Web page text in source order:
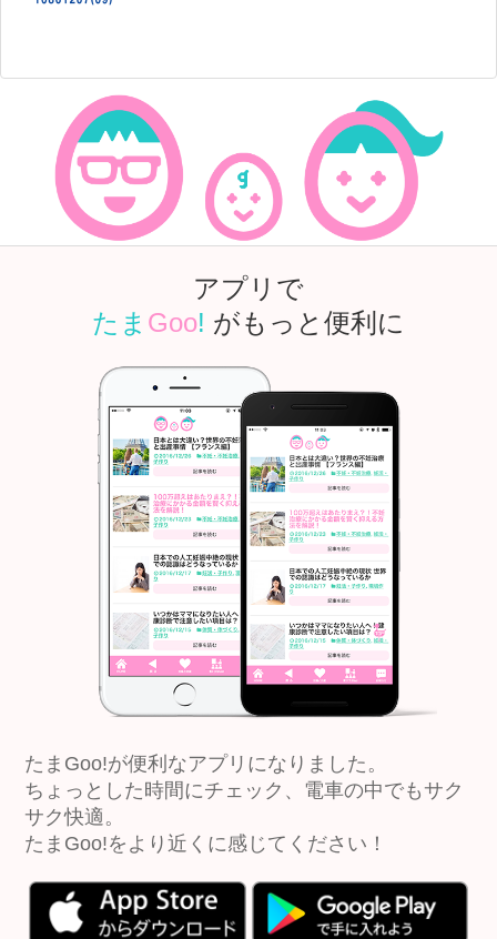
アプリで
たま Goo! がもっと便利に
たまGoo!が便利なアプリになりました。
ちょっとした時間にチェック、電車の中でもサク
サク快適。
たまGoo!をより近くに感じてください！